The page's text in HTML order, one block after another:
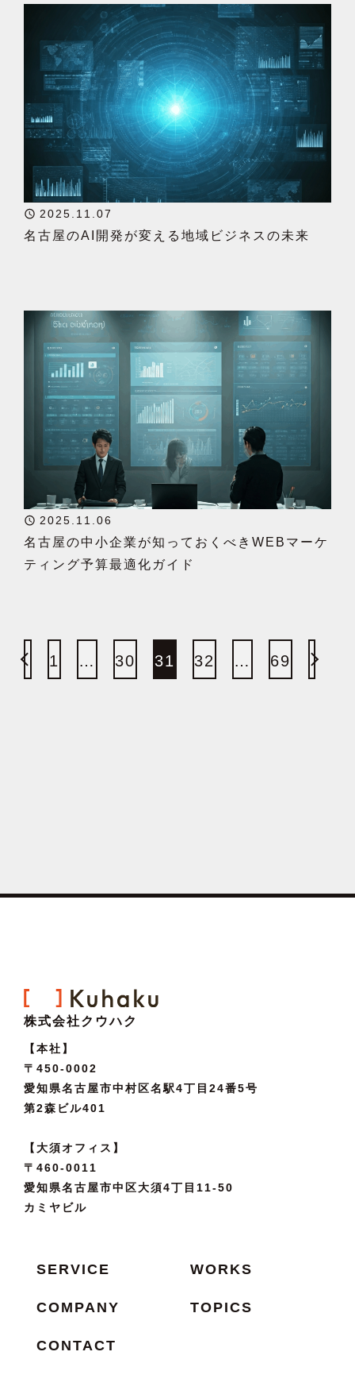
2025.11.07
名古屋のAI開発が変える地域ビジネスの未来
2025.11.06
名古屋の中小企業が知っておくべきWEBマーケ
ティング予算最適化ガイド
1 … 30 31 32 … 69
株式会社クウハク
【本社】
〒450-0002
愛知県名古屋市中村区名駅4丁目24番5号
第2森ビル401
【大須オフィス】
〒460-0011
愛知県名古屋市中区大須4丁目11-50
カミヤビル
SERVICE WORKS
COMPANY TOPICS
CONTACT